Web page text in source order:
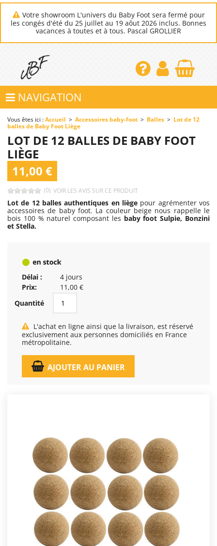
Votre showroom L'univers du Baby Foot sera fermé pour
les congés d'été du 25 juillet au 19 aôut 2026 inclus. Bonnes
vacances à toutes et à tous. Pascal GROLLIER
NAVIGATION
Vous êtes ici :Accueil > Accessoires baby-foot > Balles > Lot de 12
balles de Baby Foot Liège
LOT DE 12 BALLES DE BABY FOOT
LIÈGE
11,00 €
(0) VOIR LES AVIS SUR CE PRODUIT
Lot de 12 balles authentiques en liège pour agrémenter vos
accessoires de baby foot. La couleur beige nous rappelle le
bois 100 % naturel composant les baby foot Sulpie, Bonzini
et Stella.
Délai :
4 jours
Prix:
11,00 €
Quantité
exclusivement aux personnes domiciliés en France
métropolitaine.
AJOUTER AU PANIER